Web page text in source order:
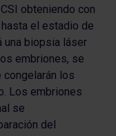
obteniendo con
el estadio de
una biopsia láser
embriones, se
los
Los embriones
se
del